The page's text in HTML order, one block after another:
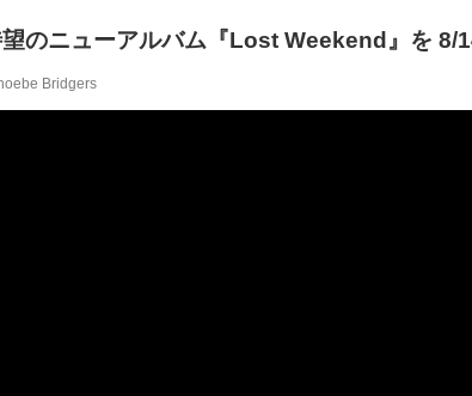
のニューアルバム『Lost Weekend』を 8/
Bridgers